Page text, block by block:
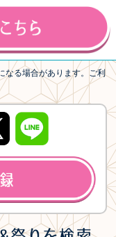
なる場合があります。ご利